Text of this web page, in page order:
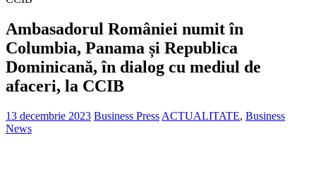
Ambasadorul României numit în
Columbia, Panama și Republica
Dominicană, în dialog cu mediul de
afaceri, la CCIB
13 decembrie 2023 Business Press ACTUALITATE, Business
News